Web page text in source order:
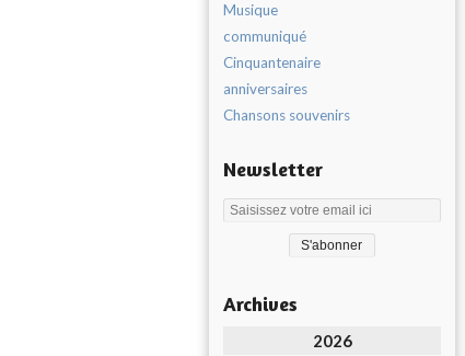
Musique
communiqué
Cinquantenaire
anniversaires
Chansons souvenirs
Newsletter
Archives
2026